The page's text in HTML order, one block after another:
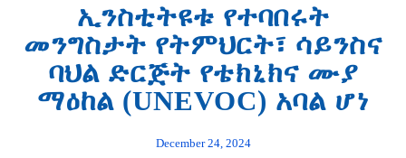
ኢንስቲትዩቱ የተባበሩት
መንግስታት የትምህርት፣ ሳይንስና
ባህል ድርጅት የቴክኒክና ሙያ
ማዕከል (UNEVOC) አባል ሆነ
December 24, 2024